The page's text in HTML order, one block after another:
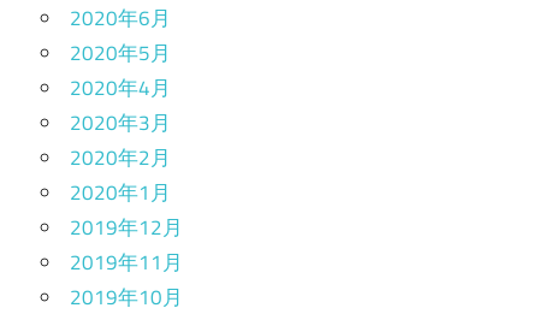
2020年6月
2020年5月
2020年4月
2020年3月
2020年2月
2020年1月
2019年12月
2019年11月
2019年10月